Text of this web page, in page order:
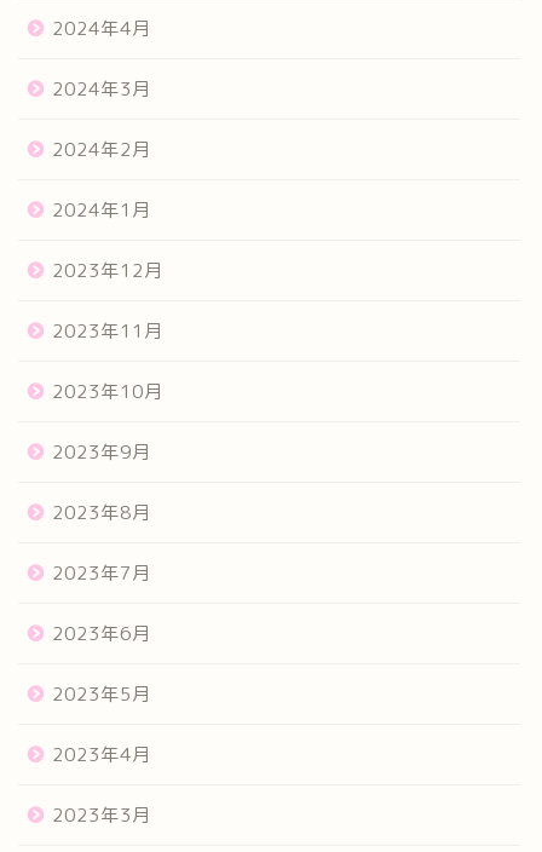
2024年4月
2024年3月
2024年2月
2024年1月
2023年12月
2023年11月
2023年10月
2023年9月
2023年8月
2023年7月
2023年6月
2023年5月
2023年4月
2023年3月